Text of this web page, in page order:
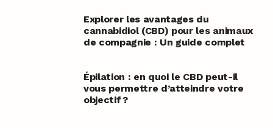
Explorer les avantages du
cannabidiol (CBD) pour les animaux
de compagnie : Un guide complet
Épilation : en quoi le CBD peut-il
vous permettre d’atteindre votre
objectif ?